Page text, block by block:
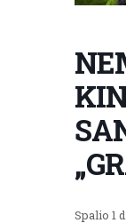
Spalio 1